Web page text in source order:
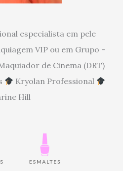
especialista em pele
VIP ou em Grupo -
de Cinema (DRT)
Kryolan Professional
Hill